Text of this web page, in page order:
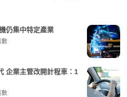
仍集中特定產業
數
企業主管改開計程車：1
數